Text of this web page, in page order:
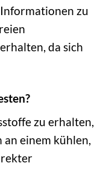
zu
da sich
zu erhalten,
an einem kühlen,